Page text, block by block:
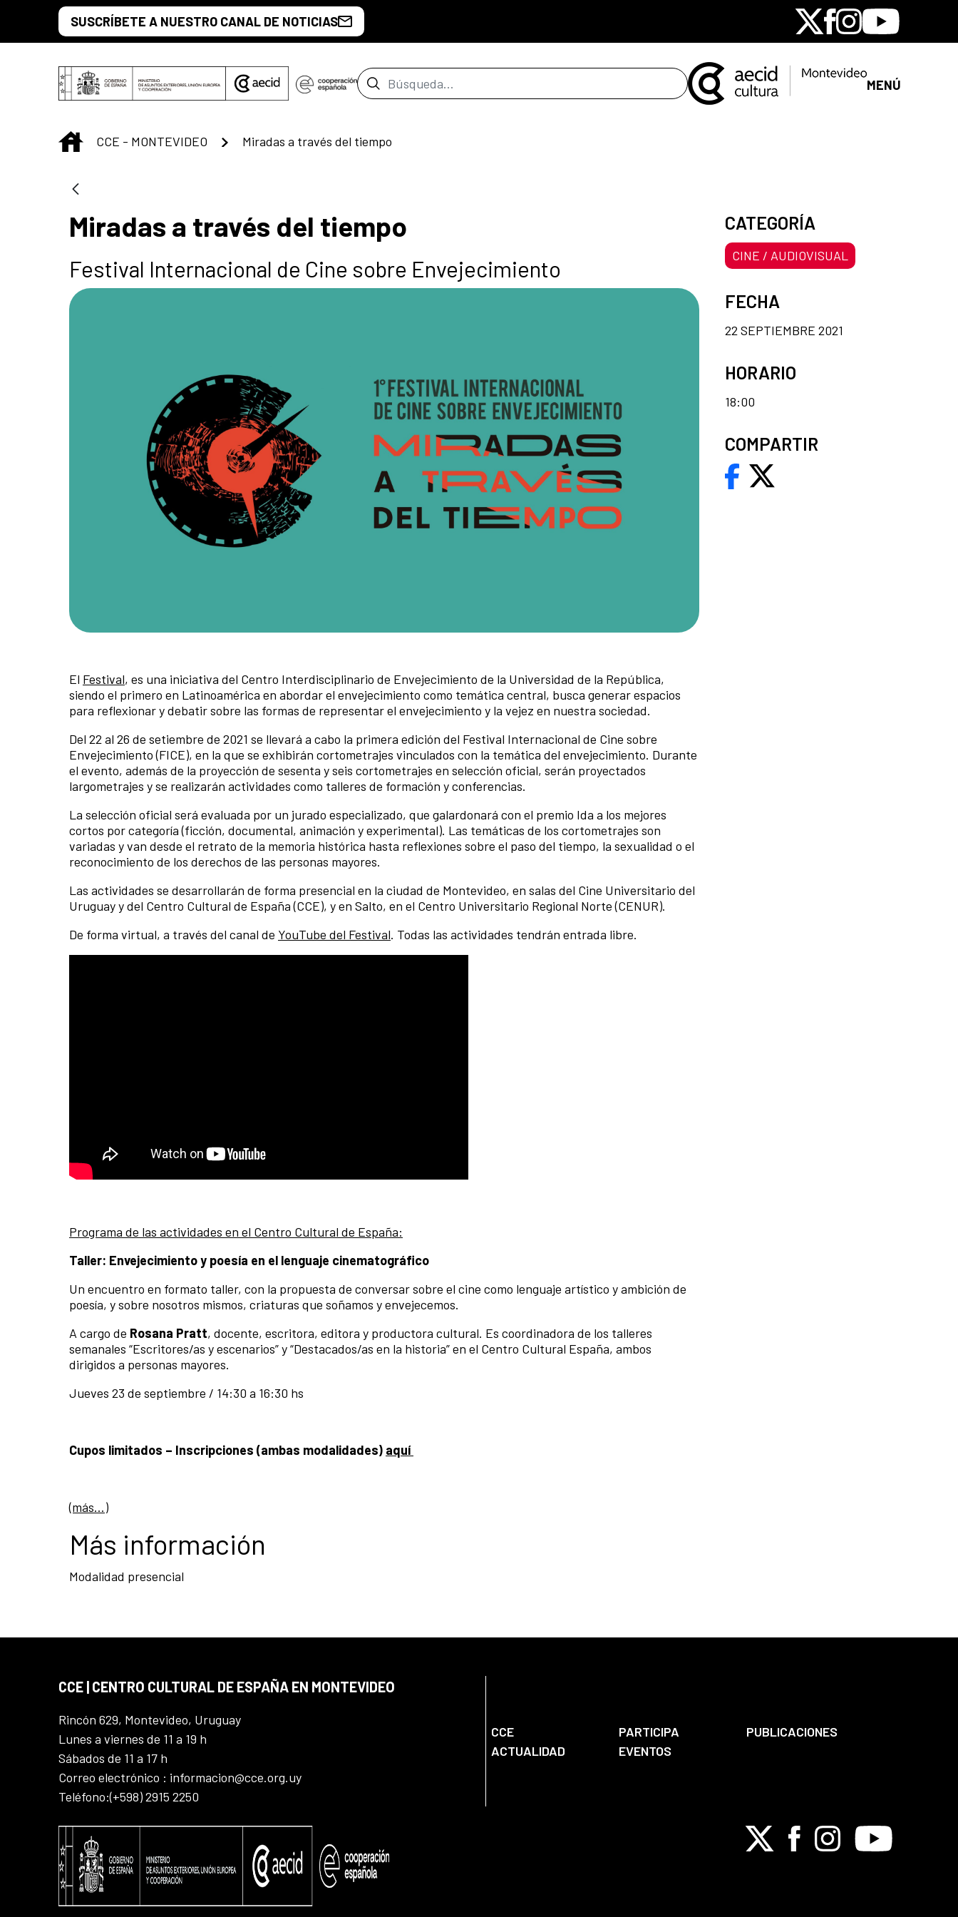
Saltar al contenido principal
SUSCRÍBETE A NUESTRO CANAL DE NOTICIAS X Facebook
Instagram
Youtube
Barra de búsqueda MENÚ
INICIO
CCE - MONTEVIDEO Miradas a través del tiempo
Miradas a través del tiempo
Festival Internacional de Cine sobre Envejecimiento
El Festival, es una iniciativa del Centro Interdisciplinario de Envejecimiento de la Universidad de la República,
siendo el primero en Latinoamérica en abordar el envejecimiento como temática central, busca generar espacios
para reflexionar y debatir sobre las formas de representar el envejecimiento y la vejez en nuestra sociedad.
Del 22 al 26 de setiembre de 2021 se llevará a cabo la primera edición del Festival Internacional de Cine sobre
Envejecimiento (FICE), en la que se exhibirán cortometrajes vinculados con la temática del envejecimiento. Durante
el evento, además de la proyección de sesenta y seis cortometrajes en selección oficial, serán proyectados
largometrajes y se realizarán actividades como talleres de formación y conferencias.
La selección oficial será evaluada por un jurado especializado, que galardonará con el premio Ida a los mejores
cortos por categoría (ficción, documental, animación y experimental). Las temáticas de los cortometrajes son
variadas y van desde el retrato de la memoria histórica hasta reflexiones sobre el paso del tiempo, la sexualidad o el
reconocimiento de los derechos de las personas mayores.
Las actividades se desarrollarán de forma presencial en la ciudad de Montevideo, en salas del Cine Universitario del
Uruguay y del Centro Cultural de España (CCE), y en Salto, en el Centro Universitario Regional Norte (CENUR).
De forma virtual, a través del canal de YouTube del Festival. Todas las actividades tendrán entrada libre.
Programa de las actividades en el Centro Cultural de España:
Taller: Envejecimiento y poesía en el lenguaje cinematográfico
Un encuentro en formato taller, con la propuesta de conversar sobre el cine como lenguaje artístico y ambición de
poesía, y sobre nosotros mismos, criaturas que soñamos y envejecemos.
A cargo de Rosana Pratt, docente, escritora, editora y productora cultural. Es coordinadora de los talleres
semanales “Escritores/as y escenarios” y “Destacados/as en la historia” en el Centro Cultural España, ambos
dirigidos a personas mayores.
Jueves 23 de septiembre / 14:30 a 16:30 hs
Cupos limitados – Inscripciones (ambas modalidades) aquí
(más…)
Más información
Modalidad presencial
CATEGORÍA
CINE / AUDIOVISUAL
FECHA
22 SEPTIEMBRE 2021
HORARIO
18:00
COMPARTIR
CCE | CENTRO CULTURAL DE ESPAÑA EN MONTEVIDEO
Rincón 629, Montevideo, Uruguay
Lunes a viernes de 11 a 19 h
Sábados de 11 a 17 h
Correo electrónico : informacion@cce.org.uy
Teléfono:(+598) 2915 2250
CCE PARTICIPA
PUBLICACIONES
ACTUALIDAD
EVENTOS
X FacebookInstagramYoutube